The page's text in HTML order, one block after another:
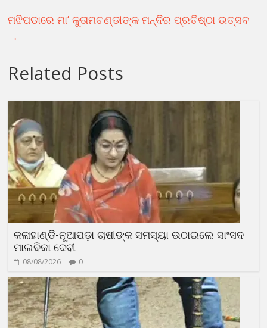
ମଝିପଡାରେ ମା’ କୁତାମଚଣ୍ଡୀଙ୍କ ମନ୍ଦିର ପ୍ରତିଷ୍ଠା ଉତ୍ସବ
→
Related Posts
କଳାହାଣ୍ଡି-ନୂଆପଡ଼ା ଚାଷୀଙ୍କ ସମସ୍ୟା ଉଠାଇଲେ ସାଂସଦ
ମାଲବିକା ଦେବୀ
08/08/2026 0